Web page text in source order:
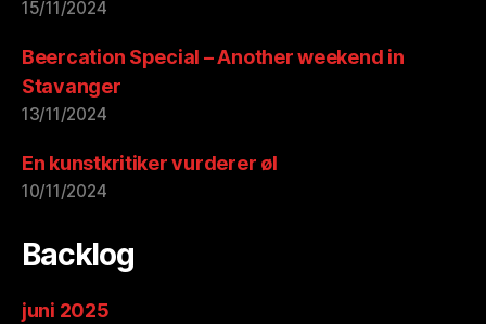
15/11/2024
Beercation Special – Another weekend in
Stavanger
13/11/2024
En kunstkritiker vurderer øl
10/11/2024
Backlog
juni 2025